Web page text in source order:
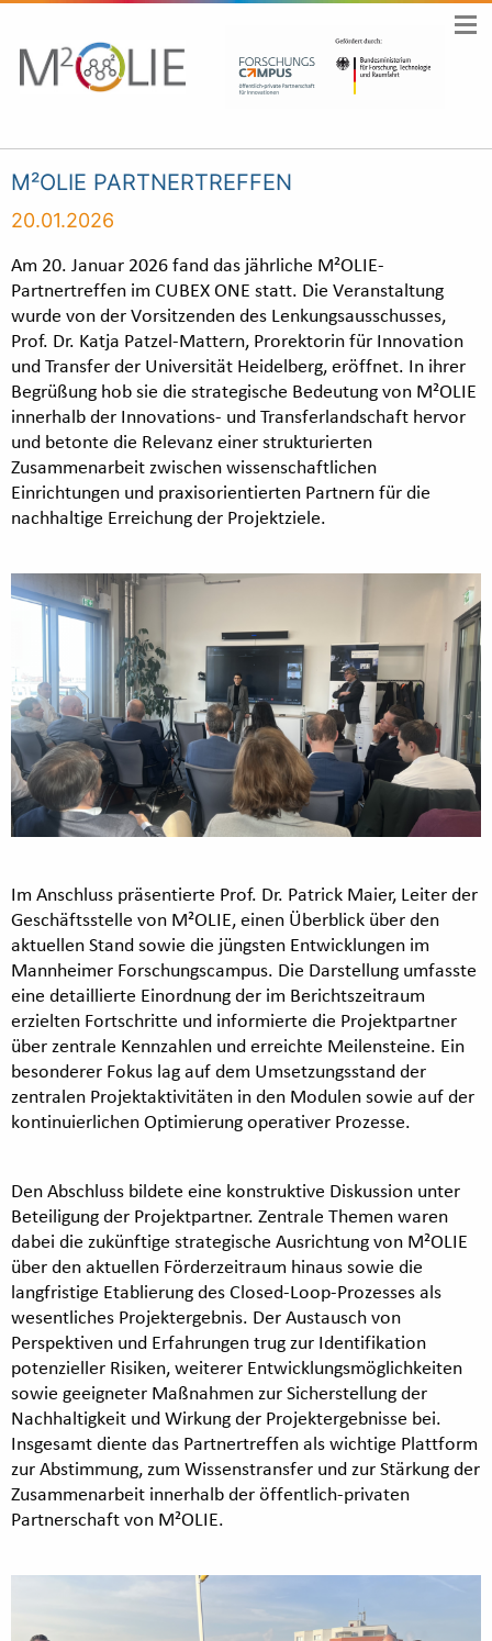
M²OLIE PARTNERTREFFEN
20.01.2026
Am 20. Januar 2026 fand das jährliche M²OLIE-
Partnertreffen im CUBEX ONE statt. Die Veranstaltung
wurde von der Vorsitzenden des Lenkungsausschusses,
Prof. Dr. Katja Patzel-Mattern, Prorektorin für Innovation
und Transfer der Universität Heidelberg, eröffnet. In ihrer
Begrüßung hob sie die strategische Bedeutung von M²OLIE
innerhalb der Innovations- und Transferlandschaft hervor
und betonte die Relevanz einer strukturierten
Zusammenarbeit zwischen wissenschaftlichen
Einrichtungen und praxisorientierten Partnern für die
nachhaltige Erreichung der Projektziele.
Im Anschluss präsentierte Prof. Dr. Patrick Maier, Leiter der
Geschäftsstelle von M²OLIE, einen Überblick über den
aktuellen Stand sowie die jüngsten Entwicklungen im
Mannheimer Forschungscampus. Die Darstellung umfasste
eine detaillierte Einordnung der im Berichtszeitraum
erzielten Fortschritte und informierte die Projektpartner
über zentrale Kennzahlen und erreichte Meilensteine. Ein
besonderer Fokus lag auf dem Umsetzungsstand der
zentralen Projektaktivitäten in den Modulen sowie auf der
kontinuierlichen Optimierung operativer Prozesse.
Den Abschluss bildete eine konstruktive Diskussion unter
Beteiligung der Projektpartner. Zentrale Themen waren
dabei die zukünftige strategische Ausrichtung von M²OLIE
über den aktuellen Förderzeitraum hinaus sowie die
langfristige Etablierung des Closed-Loop-Prozesses als
wesentliches Projektergebnis. Der Austausch von
Perspektiven und Erfahrungen trug zur Identifikation
potenzieller Risiken, weiterer Entwicklungsmöglichkeiten
sowie geeigneter Maßnahmen zur Sicherstellung der
Nachhaltigkeit und Wirkung der Projektergebnisse bei.
Insgesamt diente das Partnertreffen als wichtige Plattform
zur Abstimmung, zum Wissenstransfer und zur Stärkung der
Zusammenarbeit innerhalb der öffentlich-privaten
Partnerschaft von M²OLIE.